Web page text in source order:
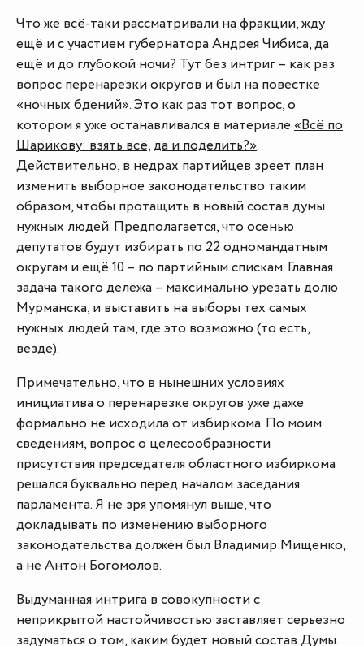
Что же всё-таки рассматривали на фракции, жду
ещё и с участием губернатора Андрея Чибиса, да
ещё и до глубокой ночи? Тут без интриг – как раз
вопрос перенарезки округов и был на повестке
«ночных бдений». Это как раз тот вопрос, о
котором я уже останавливался в материале «Всё по
Шарикову: взять всё, да и поделить?».
Действительно, в недрах партийцев зреет план
изменить выборное законодательство таким
образом, чтобы протащить в новый состав думы
нужных людей. Предполагается, что осенью
депутатов будут избирать по 22 одномандатным
округам и ещё 10 – по партийным спискам. Главная
задача такого дележа – максимально урезать долю
Мурманска, и выставить на выборы тех самых
нужных людей там, где это возможно (то есть,
везде).
Примечательно, что в нынешних условиях
инициатива о перенарезке округов уже даже
формально не исходила от избиркома. По моим
сведениям, вопрос о целесообразности
присутствия председателя областного избиркома
решался буквально перед началом заседания
парламента. Я не зря упомянул выше, что
докладывать по изменению выборного
законодательства должен был Владимир Мищенко,
а не Антон Богомолов.
Выдуманная интрига в совокупности с
неприкрытой настойчивостью заставляет серьезно
задуматься о том, каким будет новый состав Думы.